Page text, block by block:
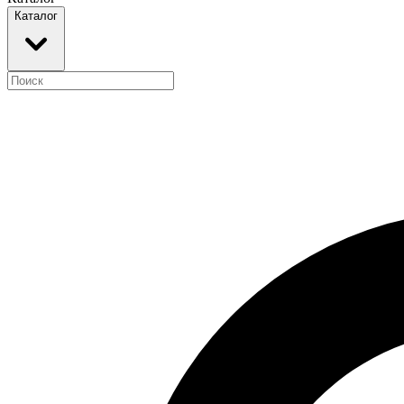
Каталог